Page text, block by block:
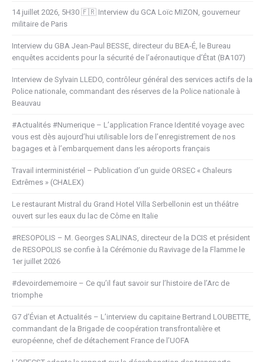
14 juillet 2026, 5H30 🇫🇷 Interview du GCA Loïc MIZON, gouverneur
militaire de Paris
Interview du GBA Jean-Paul BESSE, directeur du BEA-É, le Bureau
enquêtes accidents pour la sécurité de l’aéronautique d’État (BA107)
Interview de Sylvain LLEDO, contrôleur général des services actifs de la
Police nationale, commandant des réserves de la Police nationale à
Beauvau
#Actualités #Numerique – L’application France Identité voyage avec
vous est dès aujourd’hui utilisable lors de l’enregistrement de nos
bagages et à l’embarquement dans les aéroports français
Travail interministériel – Publication d’un guide ORSEC « Chaleurs
Extrêmes » (CHALEX)
Le restaurant Mistral du Grand Hotel Villa Serbellonin est un théâtre
ouvert sur les eaux du lac de Côme en Italie
#RESOPOLIS – M. Georges SALINAS, directeur de la DCIS et président
de RESOPOLIS se confie à la Cérémonie du Ravivage de la Flamme le
1er juillet 2026
#devoirdememoire – Ce qu’il faut savoir sur l’histoire de l’Arc de
triomphe
G7 d’Évian et Actualités – L’interview du capitaine Bertrand LOUBETTE,
commandant de la Brigade de coopération transfrontalière et
européenne, chef de détachement France de l’UOFA